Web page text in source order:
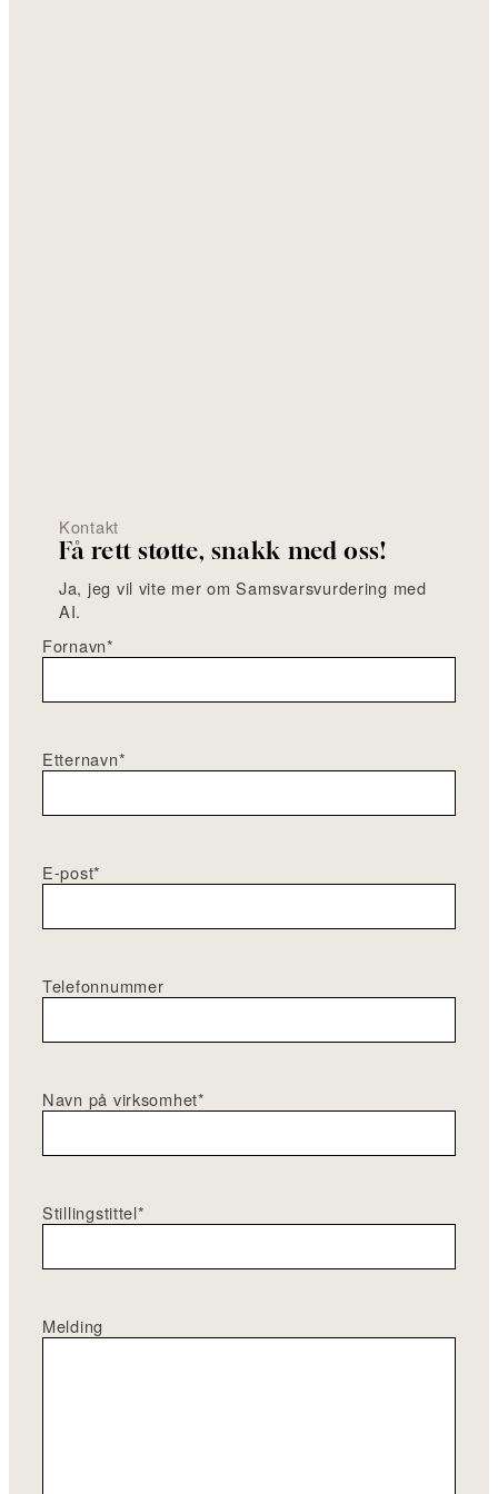
Kontakt
Få rett støtte, snakk med oss!
Ja, jeg vil vite mer om Samsvarsvurdering med
AI.
Fornavn*
Etternavn*
E-post*
Telefonnummer
Navn på virksomhet*
Stillingstittel*
Melding